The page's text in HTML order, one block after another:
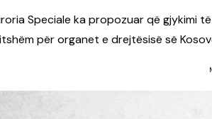
Speciale ka propozuar që gjykimi
për organet e drejtësisë së